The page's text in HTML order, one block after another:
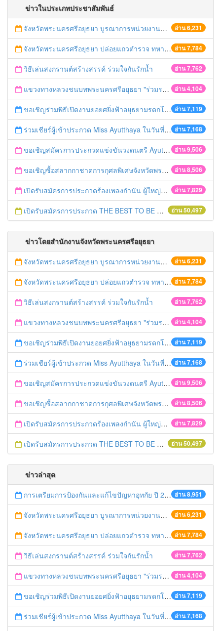
ข่าวในประเภทประชาสัมพันธ์
อ่าน 6,231
จังหวัดพระนครศรีอยุธยา บูรณาการหน่วยงานที่เกี่ยวข้อง ลงพื้นที่จัดระเบียบและดำเนินมาตรการตามบทลงโทษสูงสุดกับผู้ประกอบการร้านค้าที่ยังฝ่าฝืนตั้งร้านค้ารุกล้ำเขตพื้นที่ทางหลวง เตรียมความปลอดภัยก่อนเทศกาลสงกรานต์
อ่าน 7,784
จังหวัดพระนครศรีอยุธยา ปล่อยแถวตำรวจ ทหาร ฝ่ายปกครอง กว่า 100 นาย ตรวจเข้มท่ารถสาธารณะ สถานีขนส่งรถโดยสาร วินรถตู้ และสถานีรถไฟ เตรียมรับมือเทศกาลสงกรานต์
อ่าน 7,762
วิธีเล่นสงกรานต์สร้างสรรค์ ร่วมใจกันรักน้ำ
อ่าน 4,104
แขวงทางหลวงชนบทพระนครศรีอยุธยา "ร่วมรณรงค์ ขับช้า เปิดไฟหน้า คาดเข็มขัด" เทศกาลสงกรานต์ ปี 2561
อ่าน 7,119
ขอเชิญร่วมพิธีเปิดงานยอยศยิ่งฟ้าอยุธยามรดกโลก
อ่าน 7,168
ร่วมเชียร์ผู้เข้าประกวด Miss Ayutthaya ในวันที่ 15 ธันวาคม 2560
อ่าน 9,506
ขอเชิญสมัครการประกวดแข่งขันวงดนตรี Ayutthaya battle of the bands
อ่าน 8,506
ขอเชิญซื้อสลากกาชาดการกุศลพิเศษจังหวัดพระนครศรีอยุธยา 2560
อ่าน 7,829
เปิดรับสมัครการประกวดร้องเพลงกำนัน ผู้ใหญ่บ้าน ฯลฯ
อ่าน 50,497
เปิดรับสมัครการประกวด THE BEST TO BE NUMBER ONE
ข่าวโดยสำนักงานจังหวัดพระนครศรีอยุธยา
อ่าน 6,231
จังหวัดพระนครศรีอยุธยา บูรณาการหน่วยงานที่เกี่ยวข้อง ลงพื้นที่จัดระเบียบและดำเนินมาตรการตามบทลงโทษสูงสุดกับผู้ประกอบการร้านค้าที่ยังฝ่าฝืนตั้งร้านค้ารุกล้ำเขตพื้นที่ทางหลวง เตรียมความปลอดภัยก่อนเทศกาลสงกรานต์
อ่าน 7,784
จังหวัดพระนครศรีอยุธยา ปล่อยแถวตำรวจ ทหาร ฝ่ายปกครอง กว่า 100 นาย ตรวจเข้มท่ารถสาธารณะ สถานีขนส่งรถโดยสาร วินรถตู้ และสถานีรถไฟ เตรียมรับมือเทศกาลสงกรานต์
อ่าน 7,762
วิธีเล่นสงกรานต์สร้างสรรค์ ร่วมใจกันรักน้ำ
อ่าน 4,104
แขวงทางหลวงชนบทพระนครศรีอยุธยา "ร่วมรณรงค์ ขับช้า เปิดไฟหน้า คาดเข็มขัด" เทศกาลสงกรานต์ ปี 2561
อ่าน 7,119
ขอเชิญร่วมพิธีเปิดงานยอยศยิ่งฟ้าอยุธยามรดกโลก
อ่าน 7,168
ร่วมเชียร์ผู้เข้าประกวด Miss Ayutthaya ในวันที่ 15 ธันวาคม 2560
อ่าน 9,506
ขอเชิญสมัครการประกวดแข่งขันวงดนตรี Ayutthaya battle of the bands
อ่าน 8,506
ขอเชิญซื้อสลากกาชาดการกุศลพิเศษจังหวัดพระนครศรีอยุธยา 2560
อ่าน 7,829
เปิดรับสมัครการประกวดร้องเพลงกำนัน ผู้ใหญ่บ้าน ฯลฯ
อ่าน 50,497
เปิดรับสมัครการประกวด THE BEST TO BE NUMBER ONE
ข่าวล่าสุด
อ่าน 8,951
การเตรียมการป้องกันและแก้ไขปัญหาอุทกัย ปี 2561
อ่าน 6,231
จังหวัดพระนครศรีอยุธยา บูรณาการหน่วยงานที่เกี่ยวข้อง ลงพื้นที่จัดระเบียบและดำเนินมาตรการตามบทลงโทษสูงสุดกับผู้ประกอบการร้านค้าที่ยังฝ่าฝืนตั้งร้านค้ารุกล้ำเขตพื้นที่ทางหลวง เตรียมความปลอดภัยก่อนเทศกาลสงกรานต์
อ่าน 7,784
จังหวัดพระนครศรีอยุธยา ปล่อยแถวตำรวจ ทหาร ฝ่ายปกครอง กว่า 100 นาย ตรวจเข้มท่ารถสาธารณะ สถานีขนส่งรถโดยสาร วินรถตู้ และสถานีรถไฟ เตรียมรับมือเทศกาลสงกรานต์
อ่าน 7,762
วิธีเล่นสงกรานต์สร้างสรรค์ ร่วมใจกันรักน้ำ
อ่าน 4,104
แขวงทางหลวงชนบทพระนครศรีอยุธยา "ร่วมรณรงค์ ขับช้า เปิดไฟหน้า คาดเข็มขัด" เทศกาลสงกรานต์ ปี 2561
อ่าน 7,119
ขอเชิญร่วมพิธีเปิดงานยอยศยิ่งฟ้าอยุธยามรดกโลก
อ่าน 7,168
ร่วมเชียร์ผู้เข้าประกวด Miss Ayutthaya ในวันที่ 15 ธันวาคม 2560